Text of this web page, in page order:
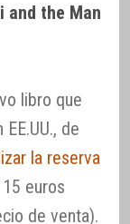
and the Man
libro que
de
la reserva
euros
de venta).